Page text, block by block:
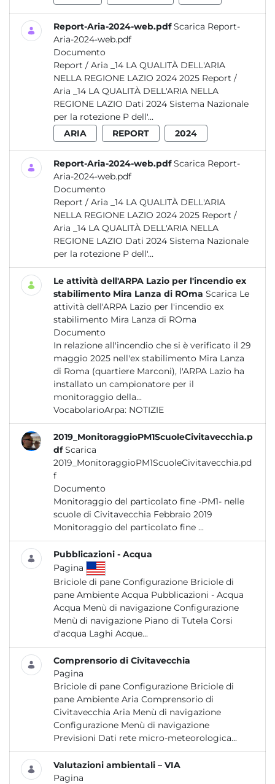
Report-Aria-2024-web.pdf Scarica Report-
Aria-2024-web.pdf
Documento
Report / Aria _14 LA QUALITÀ DELL'ARIA
NELLA REGIONE LAZIO 2024 2025 Report /
Aria _14 LA QUALITÀ DELL'ARIA NELLA
REGIONE LAZIO Dati 2024 Sistema Nazionale
per la rotezione P dell'...
ARIA
REPORT 2024
Report-Aria-2024-web.pdf Scarica Report-
Aria-2024-web.pdf
Documento
Report / Aria _14 LA QUALITÀ DELL'ARIA
NELLA REGIONE LAZIO 2024 2025 Report /
Aria _14 LA QUALITÀ DELL'ARIA NELLA
REGIONE LAZIO Dati 2024 Sistema Nazionale
per la rotezione P dell'...
Le attività dell'ARPA Lazio per l'incendio ex
stabilimento Mira Lanza di ROma Scarica Le
attività dell'ARPA Lazio per l'incendio ex
stabilimento Mira Lanza di ROma
Documento
In relazione all'incendio che si è verificato il 29
maggio 2025 nell'ex stabilimento Mira Lanza
di Roma (quartiere Marconi), l'ARPA Lazio ha
installato un campionatore per il
monitoraggio della...
VocabolarioArpa: NOTIZIE
2019_MonitoraggioPM1ScuoleCivitavecchia.p
df Scarica
2019_MonitoraggioPM1ScuoleCivitavecchia.pd
f
Documento
Monitoraggio del particolato fine -PM1- nelle
scuole di Civitavecchia Febbraio 2019
Monitoraggio del particolato fine ...
Pubblicazioni - Acqua
Pagina
Briciole di pane Configurazione Briciole di
pane Ambiente Acqua Pubblicazioni - Acqua
Acqua Menù di navigazione Configurazione
Menù di navigazione Piano di Tutela Corsi
d'acqua Laghi Acque...
Comprensorio di Civitavecchia
Pagina
Briciole di pane Configurazione Briciole di
pane Ambiente Aria Comprensorio di
Civitavecchia Aria Menù di navigazione
Configurazione Menù di navigazione
Previsioni Dati rete micro-meteorologica...
Valutazioni ambientali – VIA
Pagina